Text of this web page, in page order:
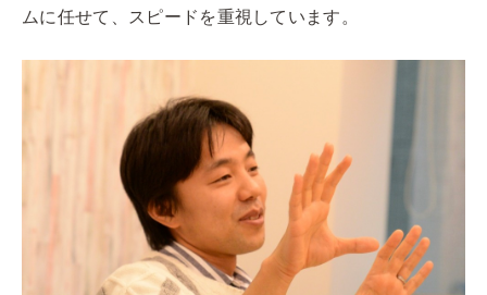
ムに任せて、スピードを重視しています。